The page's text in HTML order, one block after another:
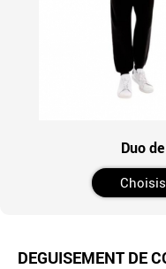
Duo
DÉGUISEMENT DE